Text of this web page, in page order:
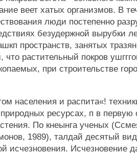
веет хатых организмов. В
люди постепенно
безудержной вырубки
пространств, занятых
растительный покров
при строительстве
населения и распита«!
ресурсах, п в первую
По кнеынга ученых
1989), талдай десятый
исчезновения. Исчезновение